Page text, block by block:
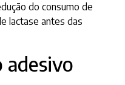
do consumo de
lactase antes das
adesivo